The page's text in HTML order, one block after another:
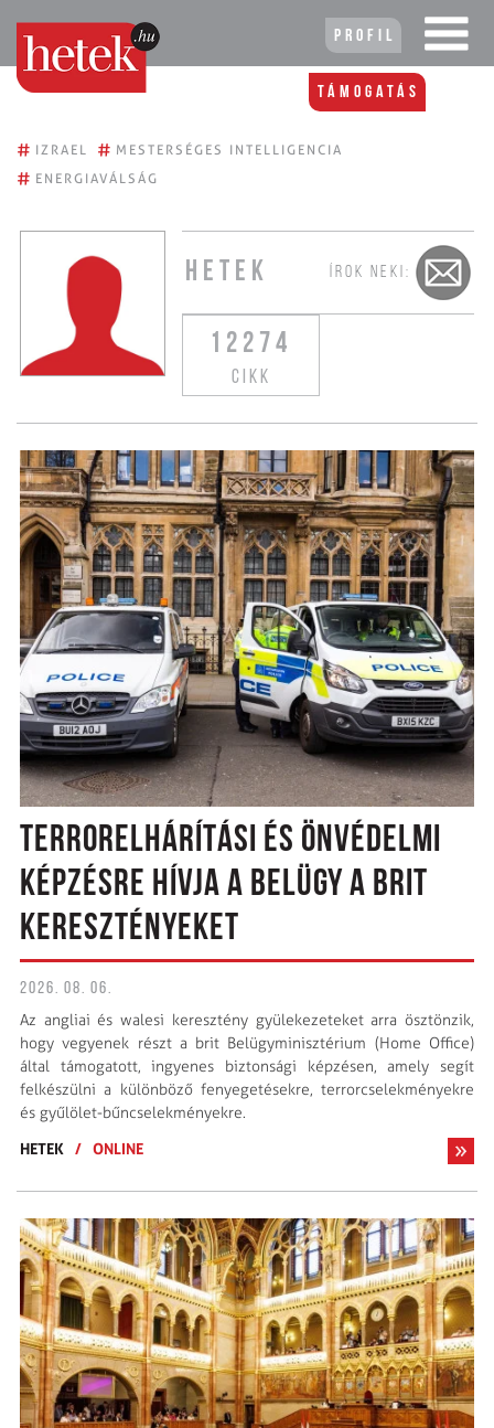
Profil
Támogatás
# IZRAEL # MESTERSÉGES INTELLIGENCIA
# ENERGIAVÁLSÁG
HETEK ÍROK NEKI:
12274
CIKK
TERRORELHÁRÍTÁSI ÉS ÖNVÉDELMI
KÉPZÉSRE HÍVJA A BELÜGY A BRIT
KERESZTÉNYEKET
2026. 08. 06.
Az angliai és walesi keresztény gyülekezeteket arra ösztönzik,
hogy vegyenek részt a brit Belügyminisztérium (Home Office)
által támogatott, ingyenes biztonsági képzésen, amely segít
felkészülni a különböző fenyegetésekre, terrorcselekményekre
és gyűlölet-bűncselekményekre.
HETEK
/ ONLINE